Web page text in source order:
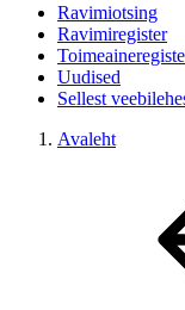
Ravimiotsing
Ravimiregister
Uudised
Sellest
Avaleht